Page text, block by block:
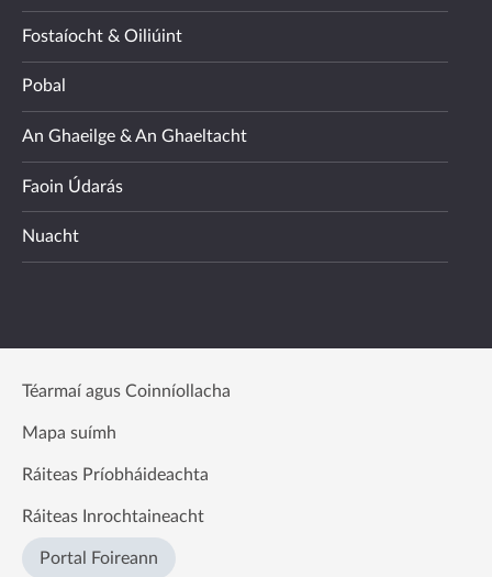
Fostaíocht & Oiliúint
Pobal
An Ghaeilge & An Ghaeltacht
Faoin Údarás
Nuacht
Téarmaí agus Coinníollacha
Mapa suímh
Ráiteas Príobháideachta
Ráiteas Inrochtaineacht
Portal Foireann